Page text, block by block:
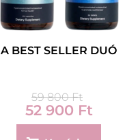
A BEST SELLER DUÓ
59 800Ft
52 900 Ft